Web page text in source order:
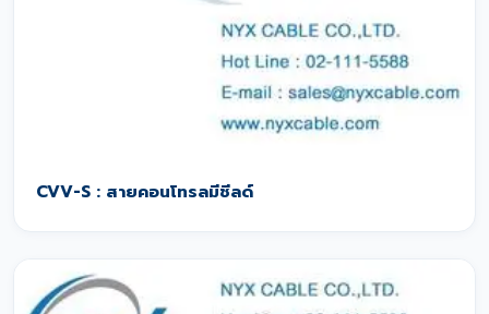
CVV-S : สายคอนโทรลมีชีลด์